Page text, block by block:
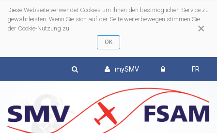
×
Diese Webseite verwendet Cookies um Ihnen den bestmöglichen Service zu
gewährleisten. Wenn Sie sich auf der Seite weiterbewegen stimmen Sie
der Cookie-Nutzung zu
mySMV FR